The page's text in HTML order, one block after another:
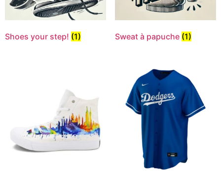
Shoes your step! (1) Sweat à papuche (1)